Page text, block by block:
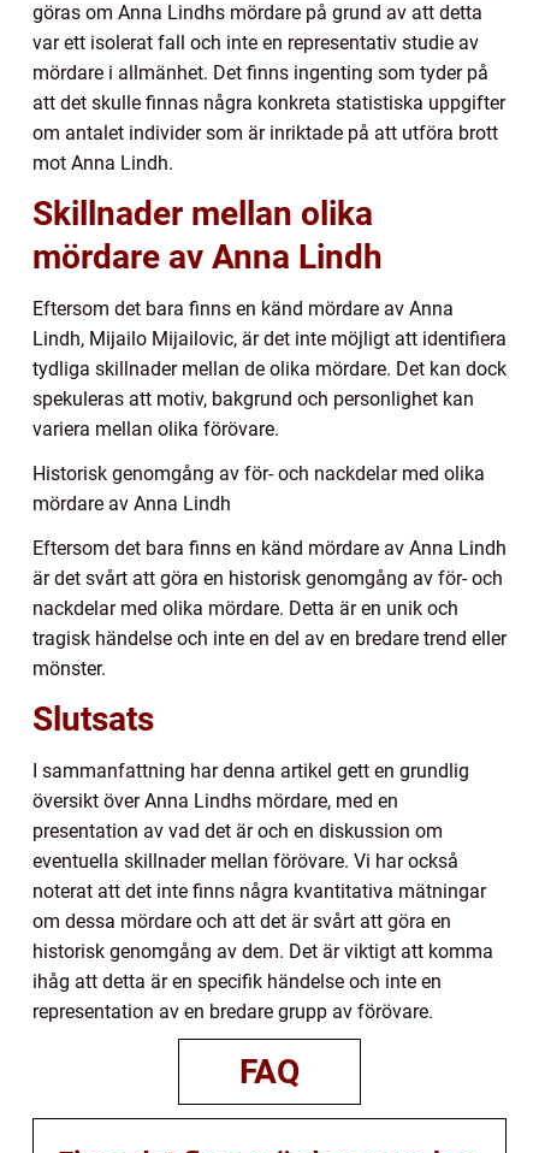
göras om Anna Lindhs mördare på grund av att detta
var ett isolerat fall och inte en representativ studie av
mördare i allmänhet. Det finns ingenting som tyder på
att det skulle finnas några konkreta statistiska uppgifter
om antalet individer som är inriktade på att utföra brott
mot Anna Lindh.
Skillnader mellan olika
mördare av Anna Lindh
Eftersom det bara finns en känd mördare av Anna
Lindh, Mijailo Mijailovic, är det inte möjligt att identifiera
tydliga skillnader mellan de olika mördare. Det kan dock
spekuleras att motiv, bakgrund och personlighet kan
variera mellan olika förövare.
Historisk genomgång av för- och nackdelar med olika
mördare av Anna Lindh
Eftersom det bara finns en känd mördare av Anna Lindh
är det svårt att göra en historisk genomgång av för- och
nackdelar med olika mördare. Detta är en unik och
tragisk händelse och inte en del av en bredare trend eller
mönster.
Slutsats
I sammanfattning har denna artikel gett en grundlig
översikt över Anna Lindhs mördare, med en
presentation av vad det är och en diskussion om
eventuella skillnader mellan förövare. Vi har också
noterat att det inte finns några kvantitativa mätningar
om dessa mördare och att det är svårt att göra en
historisk genomgång av dem. Det är viktigt att komma
ihåg att detta är en specifik händelse och inte en
representation av en bredare grupp av förövare.
FAQ